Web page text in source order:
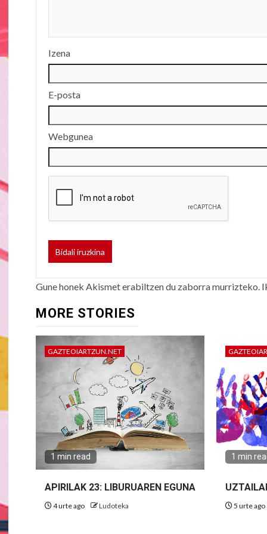
Izena
E-posta
Webgunea
Gune honek Akismet erabiltzen du zaborra murrizteko.
MORE STORIES
GAZTEOIARTZUN.NET
1 min read
APIRILAK 23: LIBURUAREN EGUNA
4 urte ago Ludoteka
1 min
5 urte ago